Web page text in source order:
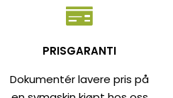
PRISGARANTI
Dokumentér lavere pris på